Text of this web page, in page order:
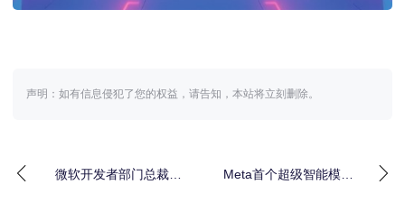
声明：如有信息侵犯了您的权益，请告知，本站将立刻删除。
微软开发者部门总裁卸
Meta首个超级智能模型